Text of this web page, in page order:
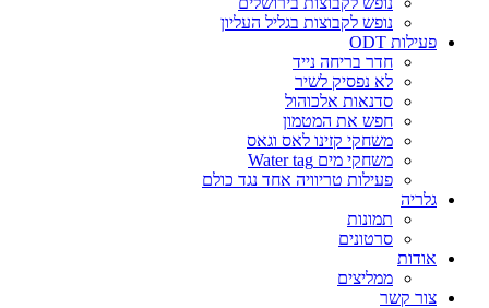
נופש לקבוצות בגליל העליון
פעילות ODT
חדר בריחה נייד
לא נפסיק לשיר
סדנאות אלכוהול
חפש את המטמון
משחקי קזינו לאס וגאס
משחקי מים Water tag
פעילות טריוויה אחד נגד כולם
גלריה
תמונות
סרטונים
אודות
ממליצים
צור קשר